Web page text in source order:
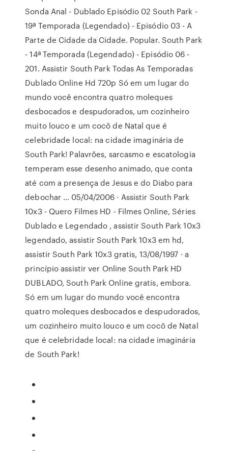
Sonda Anal - Dublado Episódio 02 South Park -
19ª Temporada (Legendado) - Episódio 03 - A
Parte de Cidade da Cidade. Popular. South Park
- 14ª Temporada (Legendado) - Episódio 06 -
201. Assistir South Park Todas As Temporadas
Dublado Online Hd 720p Só em um lugar do
mundo você encontra quatro moleques
desbocados e despudorados, um cozinheiro
muito louco e um cocô de Natal que é
celebridade local: na cidade imaginária de
South Park! Palavrões, sarcasmo e escatologia
temperam esse desenho animado, que conta
até com a presença de Jesus e do Diabo para
debochar … 05/04/2006 · Assistir South Park
10x3 - Quero Filmes HD - Filmes Online, Séries
Dublado e Legendado , assistir South Park 10x3
legendado, assistir South Park 10x3 em hd,
assistir South Park 10x3 gratis, 13/08/1997 · a
princípio assistir ver Online South Park HD
DUBLADO, South Park Online gratis, embora.
Só em um lugar do mundo você encontra
quatro moleques desbocados e despudorados,
um cozinheiro muito louco e um cocô de Natal
que é celebridade local: na cidade imaginária
de South Park!